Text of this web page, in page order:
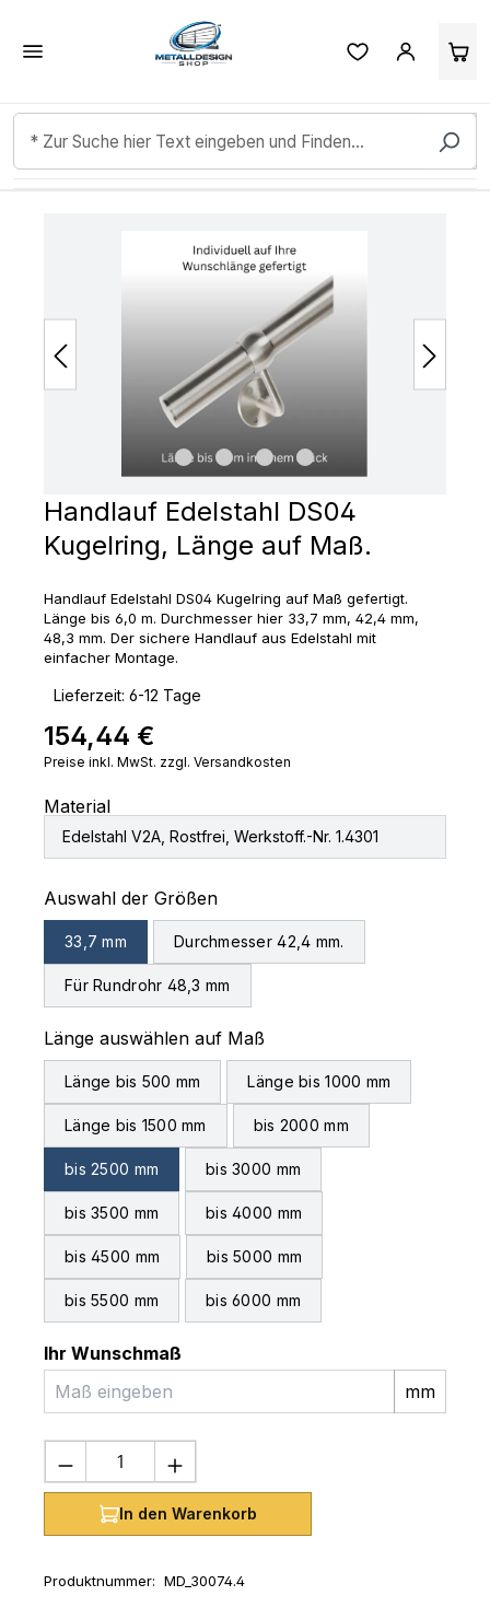
Zum Hauptinhalt springen
Bildergalerie überspringen
Handlauf Edelstahl DS04
Kugelring, Länge auf Maß.
Handlauf Edelstahl DS04 Kugelring auf Maß gefertigt.
Länge bis 6,0 m. Durchmesser hier 33,7 mm, 42,4 mm,
48,3 mm. Der sichere Handlauf aus Edelstahl mit
einfacher Montage.
Lieferzeit: 6-12 Tage
Regulärer Preis:
154,44 €
Preise inkl. MwSt. zzgl. Versandkosten
Material
Edelstahl V2A, Rostfrei, Werkstoff.-Nr. 1.4301
Auswahl der Größenauswählen
33,7 mm Durchmesser 42,4 mm.
Für Rundrohr 48,3 mm
Länge auswählen auf Maß
Länge bis 500 mm Länge bis 1000 mm
Länge bis 1500 mm bis 2000 mm
bis 2500 mm bis 3000 mm
bis 3500 mm bis 4000 mm
bis 4500 mm bis 5000 mm
bis 5500 mm bis 6000 mm
Ihr Wunschmaß
mm
Produkt Anzahl: Gib den
In den Warenkorb
Produktnummer: MD_30074.4